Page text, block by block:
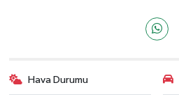
Hava Durumu